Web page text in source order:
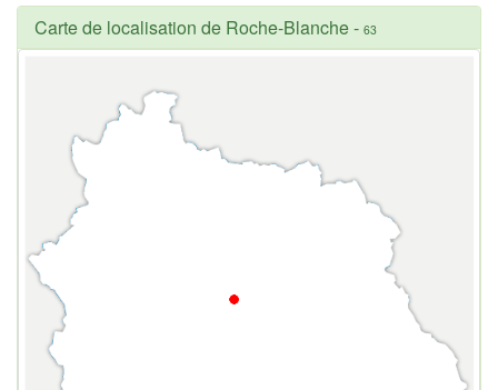
Carte de localisation de Roche-Blanche- 63